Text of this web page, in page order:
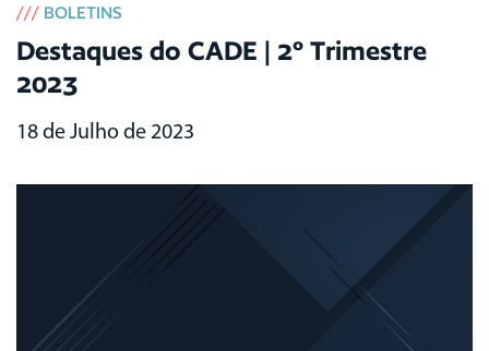
/// BOLETINS
Destaques do CADE | 2º Trimestre
2023
18 de Julho de 2023